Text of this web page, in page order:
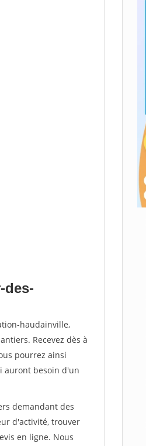
des-
haudainville,
Recevez dès à
pourrez ainsi
auront besoin d'un
demandant des
d'activité, trouver
en ligne. Nous